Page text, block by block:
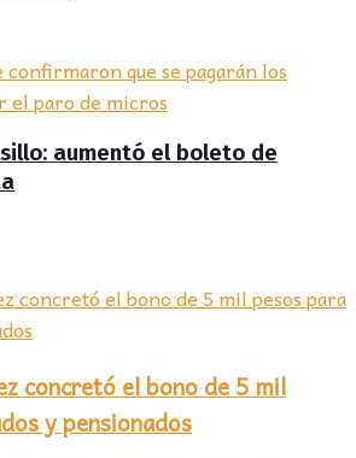
aumentó el boleto de
concretó el bono de 5 mil
y pensionados